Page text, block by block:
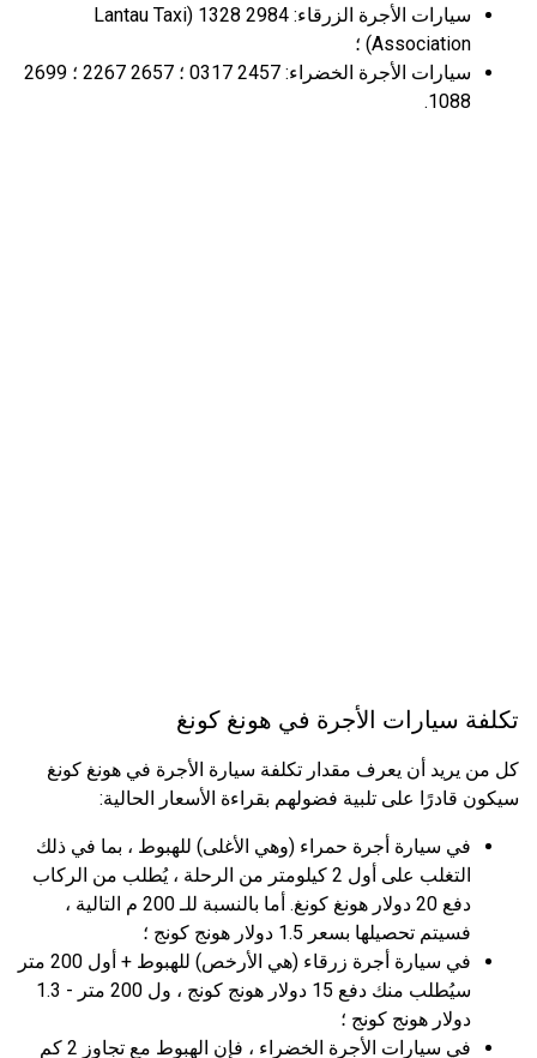
سيارات الأجرة الزرقاء: 2984 1328 (Lantau Taxi
Association) ؛
سيارات الأجرة الخضراء: 2457 0317 ؛ 2657 2267 ؛ 2699
1088.
تكلفة سيارات الأجرة في هونغ كونغ
كل من يريد أن يعرف مقدار تكلفة سيارة الأجرة في هونغ كونغ
سيكون قادرًا على تلبية فضولهم بقراءة الأسعار الحالية:
في سيارة أجرة حمراء (وهي الأغلى) للهبوط ، بما في ذلك
التغلب على أول 2 كيلومتر من الرحلة ، يُطلب من الركاب
دفع 20 دولار هونغ كونغ. أما بالنسبة للـ 200 م التالية ،
فسيتم تحصيلها بسعر 1.5 دولار هونج كونج ؛
في سيارة أجرة زرقاء (هي الأرخص) للهبوط + أول 200 متر
سيُطلب منك دفع 15 دولار هونج كونج ، ول 200 متر - 1.3
دولار هونج كونج ؛
في سيارات الأجرة الخضراء ، فإن الهبوط مع تجاوز 2 كم